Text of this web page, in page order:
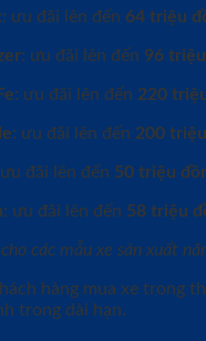
: ưu đãi lên đến 64 triệu
: ưu đãi lên đến 96
: ưu đãi lên đến 220
: ưu đãi lên đến 200
đãi lên đến 50 triệu
: ưu đãi lên đến 58 triệu
các mẫu xe sản xuất
hàng mua xe trong
trong dài hạn.